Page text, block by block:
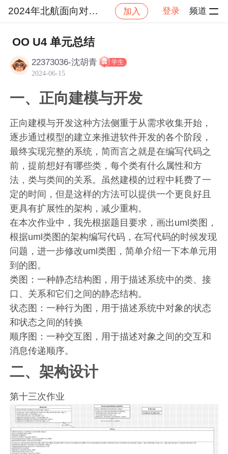
2024年北航面向对象设计与构造 加入 登录 频道
社区 2024年北航面向对象设计与构造
OO U4 单元总结
22373036-沈胡青 学生
2024-06-15
一、正向建模与开发
正向建模与开发这种方法侧重于从需求收集开始，
逐步通过模型的建立来推进软件开发的各个阶段，
最终实现完整的系统，简而言之就是在编写代码之
前，提前想好有哪些类，每个类有什么属性和方
法，类与类间的关系。虽然建模的过程中耗费了一
定的时间，但是这样的方法可以提供一个更良好且
更具有扩展性的架构，减少重构。
在本次作业中，我先根据题目要求，画出uml类图，
根据uml类图的架构编写代码，在写代码的时候发现
问题，进一步修改uml类图，简单介绍一下本单元用
到的图。
类图：一种静态结构图，用于描述系统中的类、接
口、关系和它们之间的静态结构。
状态图：一种行为图，用于描述系统中对象的状态
和状态之间的转换
顺序图：一种交互图，用于描述对象之间的交互和
消息传递顺序。
二、架构设计
第十三次作业